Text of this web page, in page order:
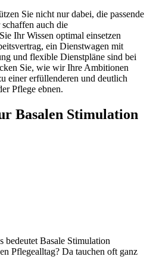
Sie nicht nur dabei, die passende
auch die
Ihr Wissen optimal einsetzen
ein Dienstwagen mit
und flexible Dienstpläne sind bei
Sie, wie wir Ihre Ambitionen
einer erfüllenderen und deutlich
Pflege ebnen.
Basalen Stimulation
bedeutet Basale Stimulation
Pflegealltag? Da tauchen oft ganz